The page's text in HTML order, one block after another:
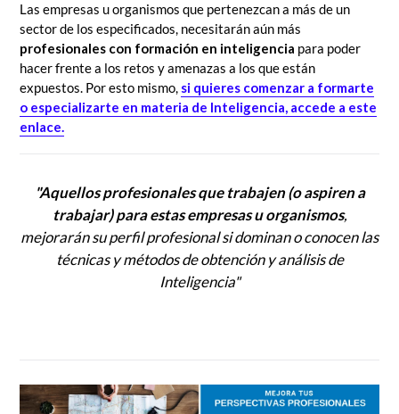
Las empresas u organismos que pertenezcan a más de un
sector de los especificados, necesitarán aún más
profesionales con formación en inteligencia para poder
hacer frente a los retos y amenazas a los que están
expuestos. Por esto mismo, si quieres comenzar a formarte
o especializarte en materia de Inteligencia, accede a este
enlace.
"Aquellos profesionales que trabajen (o aspiren a
trabajar) para estas empresas u organismos,
mejorarán su perfil profesional si dominan o conocen las
técnicas y métodos de obtención y análisis de
Inteligencia"